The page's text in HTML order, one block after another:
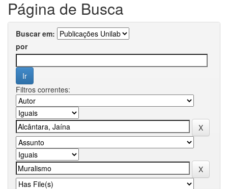
Página de Busca
Buscar em:
por
Filtros correntes: